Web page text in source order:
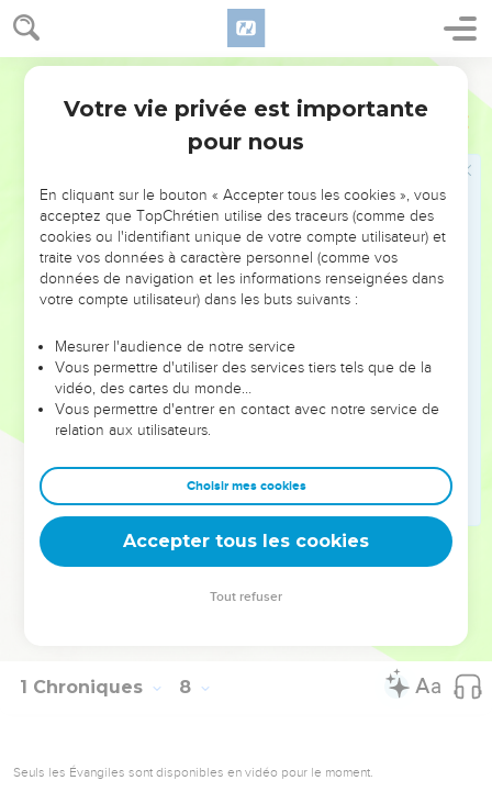
1 Chroniques 7
30 Fils d’Aser : Yimna, Yichva, Yichvi et Beria ; et leur sœur
Sérah.
Birzavith.
Héber engendra Yaphleth, Chomer, Hotam et leur sœur
Fils de Yaphleth : Pasak, Bimhal et Achvath. Ce sont là les
fils de Yaphleth.
Fils de Chémer : Ahi, Rohega, Houbba et Aram.
Fils d’Hélem, son frère : Tsophah, Yimna, Chélech et
Fils de Tsophah : Souah, Harnépher, Choual, Béri, Yimra,
Betser, Hod, Chamma, Chilcha, Yitrân et Beéra.
Fils de Yéter : Yephounné, Pispa et Ara.
Tous ceux-là étaient fils d’Aser, chefs de leurs familles,
hommes d’élite et vaillants, chefs des princes, recensés et
armés pour le combat, au nombre de 26 000 hommes.
© Société biblique française – Bibli’O, 1978, avec autorisation. Pour vous procurer
1 Chroniques 8
Seuls les Évangiles sont disponibles en vidéo pour le moment.
Votre vie privée est importante
pour nous
En cliquant sur le bouton « Accepter tous les cookies », vous
acceptez que TopChrétien utilise des traceurs (comme des
cookies ou l'identifiant unique de votre compte utilisateur) et
traite vos données à caractère personnel (comme vos
données de navigation et les informations renseignées dans
votre compte utilisateur) dans les buts suivants :
Mesurer l'audience de notre service
Vous permettre d'utiliser des services tiers tels que de la
vidéo, des cartes du monde…
Vous permettre d'entrer en contact avec notre service de
relation aux utilisateurs.
Choisir mes cookies
Accepter tous les cookies
Tout refuser